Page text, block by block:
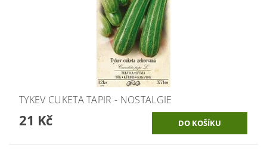
TYKEV CUKETA TAPIR - NOSTALGIE
21 Kč